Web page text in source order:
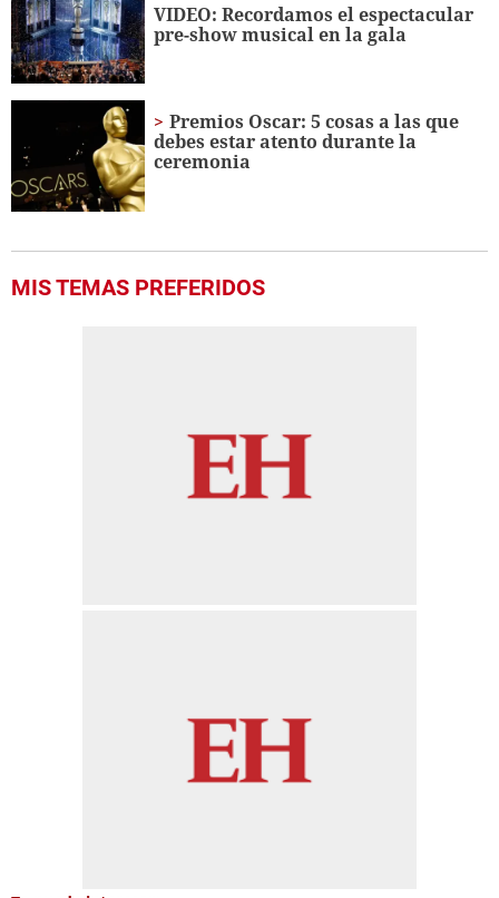
VIDEO: Recordamos el espectacular
pre-show musical en la gala
Premios Oscar: 5 cosas a las que
debes estar atento durante la
ceremonia
MIS TEMAS PREFERIDOS